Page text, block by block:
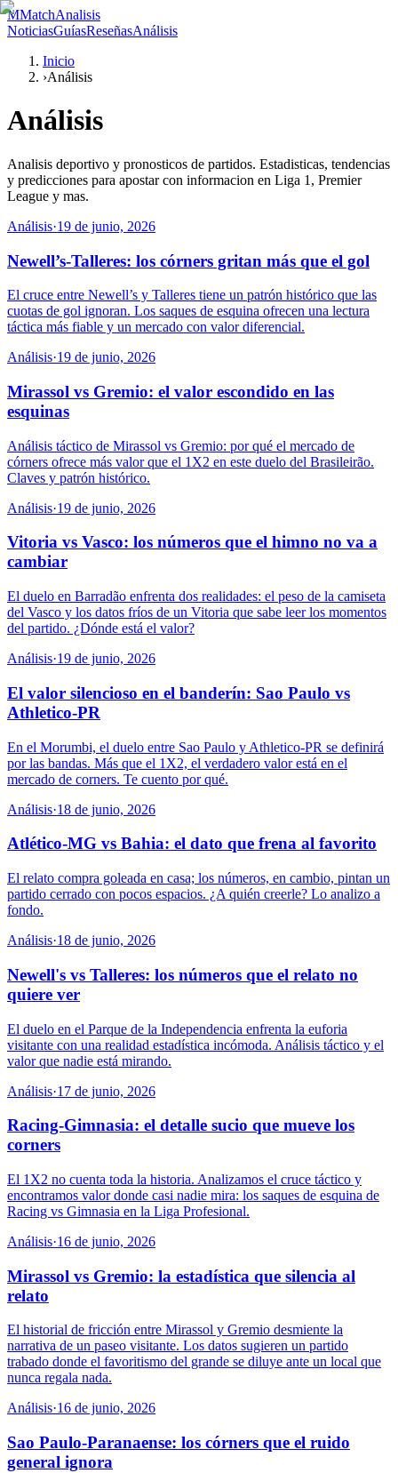
MMatchAnalisis
NoticiasGuíasReseñasAnálisis
Inicio
›Análisis
Análisis
Analisis deportivo y pronosticos de partidos. Estadisticas, tendencias
y predicciones para apostar con informacion en Liga 1, Premier
League y mas.
Análisis·19 de junio, 2026
Newell’s-Talleres: los córners gritan más que el gol
El cruce entre Newell’s y Talleres tiene un patrón histórico que las
cuotas de gol ignoran. Los saques de esquina ofrecen una lectura
táctica más fiable y un mercado con valor diferencial.
Análisis·19 de junio, 2026
Mirassol vs Gremio: el valor escondido en las
esquinas
Análisis táctico de Mirassol vs Gremio: por qué el mercado de
córners ofrece más valor que el 1X2 en este duelo del Brasileirão.
Claves y patrón histórico.
Análisis·19 de junio, 2026
Vitoria vs Vasco: los números que el himno no va a
cambiar
El duelo en Barradão enfrenta dos realidades: el peso de la camiseta
del Vasco y los datos fríos de un Vitoria que sabe leer los momentos
del partido. ¿Dónde está el valor?
Análisis·19 de junio, 2026
El valor silencioso en el banderín: Sao Paulo vs
Athletico-PR
En el Morumbi, el duelo entre Sao Paulo y Athletico-PR se definirá
por las bandas. Más que el 1X2, el verdadero valor está en el
mercado de corners. Te cuento por qué.
Análisis·18 de junio, 2026
Atlético-MG vs Bahia: el dato que frena al favorito
El relato compra goleada en casa; los números, en cambio, pintan un
partido cerrado con pocos espacios. ¿A quién creerle? Lo analizo a
fondo.
Análisis·18 de junio, 2026
Newell's vs Talleres: los números que el relato no
quiere ver
El duelo en el Parque de la Independencia enfrenta la euforia
visitante con una realidad estadística incómoda. Análisis táctico y el
valor que nadie está mirando.
Análisis·17 de junio, 2026
Racing-Gimnasia: el detalle sucio que mueve los
corners
El 1X2 no cuenta toda la historia. Analizamos el cruce táctico y
encontramos valor donde casi nadie mira: los saques de esquina de
Racing vs Gimnasia en la Liga Profesional.
Análisis·16 de junio, 2026
Mirassol vs Gremio: la estadística que silencia al
relato
El historial de fricción entre Mirassol y Gremio desmiente la
narrativa de un paseo visitante. Los datos sugieren un partido
trabado donde el favoritismo del grande se diluye ante un local que
nunca regala nada.
Análisis·16 de junio, 2026
Sao Paulo-Paranaense: los córners que el ruido
general ignora